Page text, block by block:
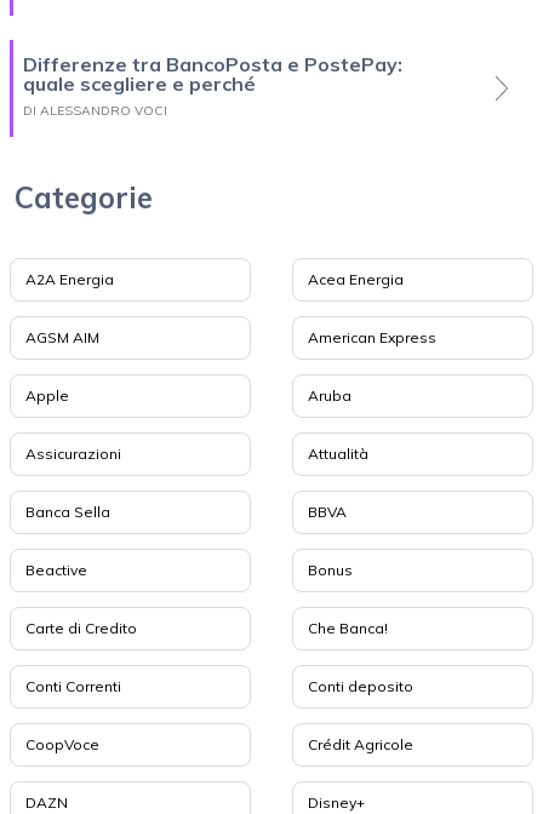
Differenze tra BancoPosta e PostePay:
quale scegliere e perché
DI ALESSANDRO VOCI
Categorie
A2A Energia Acea Energia
AGSM AIM American Express
Apple Aruba
Assicurazioni Attualità
Banca Sella BBVA
Beactive Bonus
Carte di Credito Che Banca!
Conti Correnti Conti deposito
CoopVoce Crédit Agricole
DAZN Disney+